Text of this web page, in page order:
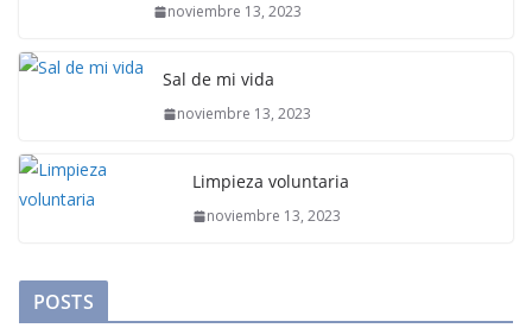
noviembre 13, 2023
Sal de mi vida
noviembre 13, 2023
Limpieza voluntaria
noviembre 13, 2023
POSTS